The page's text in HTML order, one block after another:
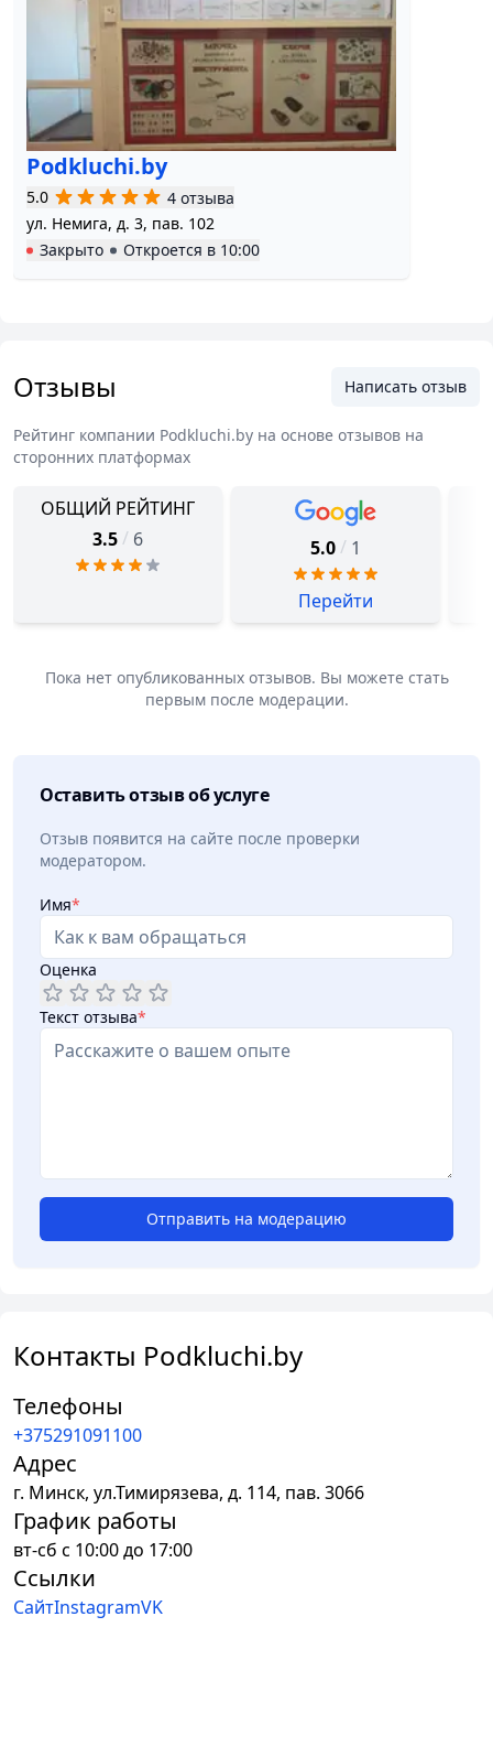
Podkluchi.by
5.0
4 отзыва
ул. Немига, д. 3, пав. 102
Закрыто
Откроется в 10:00
Отзывы Написать отзыв
Рейтинг компании Podkluchi.by на основе отзывов на
сторонних платформах
ОБЩИЙ РЕЙТИНГ
3.5 / 6 5.0 / 1
Перейти
Пока нет опубликованных отзывов. Вы можете стать
первым после модерации.
Оставить отзыв об услуге
Отзыв появится на сайте после проверки
модератором.
Имя*
Оценка
Текст отзыва*
Отправить на модерацию
Контакты Podkluchi.by
Телефоны
+375291091100
Адрес
г. Минск, ул.Тимирязева, д. 114, пав. 3066
График работы
вт-сб с 10:00 до 17:00
Ссылки
СайтInstagramVK